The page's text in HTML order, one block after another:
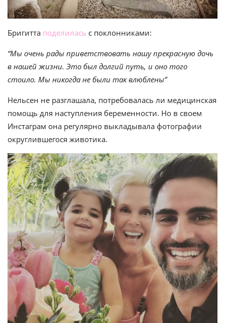
Бригитта поделилась с поклонниками:
“Мы очень рады приветствовать нашу прекрасную дочь
в нашей жизни. Это был долгий путь, и оно того
стоило. Мы никогда не были так влюблены”
Нельсен не разглашала, потребовалась ли медицинская
помощь для наступления беременности. Но в своем
Инстаграм она регулярно выкладывала фотографии
округлившегося животика.